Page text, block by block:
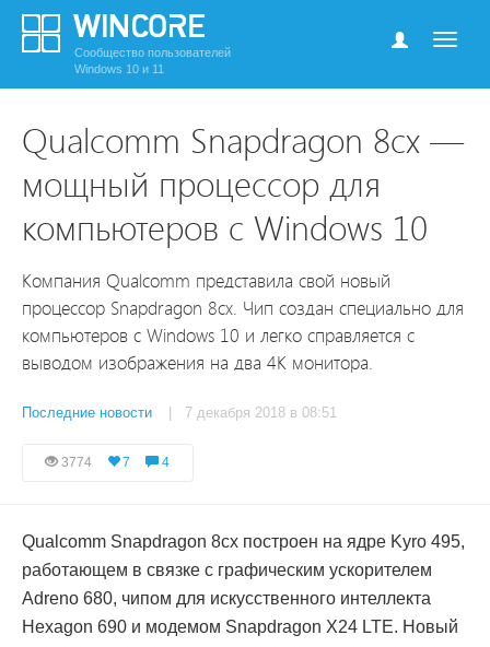
Сообщество пользователей
Windows 10 и 11
Qualcomm Snapdragon 8cx —
мощный процессор для
компьютеров с Windows 10
Компания Qualcomm представила свой новый
процессор Snapdragon 8cx. Чип создан специально для
компьютеров с Windows 10 и легко справляется с
выводом изображения на два 4К монитора.
Последние новости | 7 декабря 2018 в 08:51
3774 7 4
Qualcomm Snapdragon 8cx построен на ядре Kyro 495,
работающем в связке с графическим ускорителем
Adreno 680, чипом для искусственного интеллекта
Hexagon 690 и модемом Snapdragon X24 LTE. Новый